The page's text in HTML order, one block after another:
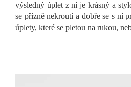
výsledný úplet z ní je krásný a
se přízně nekroutí a dobře se s ní
úplety, které se pletou na rukou,